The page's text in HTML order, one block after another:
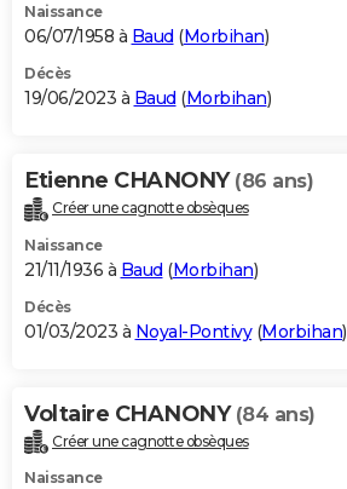
Naissance
06/07/1958 à Baud (Morbihan)
Décès
19/06/2023 à Baud (Morbihan)
Etienne CHANONY (86 ans)
Créer une cagnotte obsèques
Naissance
21/11/1936 à Baud (Morbihan)
Décès
01/03/2023 à Noyal-Pontivy(Morbihan)
Voltaire CHANONY (84 ans)
Créer une cagnotte obsèques
Naissance